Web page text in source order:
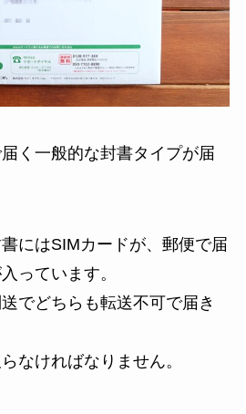
く一般的な封書タイプが届
にはSIMカードが、郵便で届
っています。
でどちらも転送不可で届き
なければなりません。